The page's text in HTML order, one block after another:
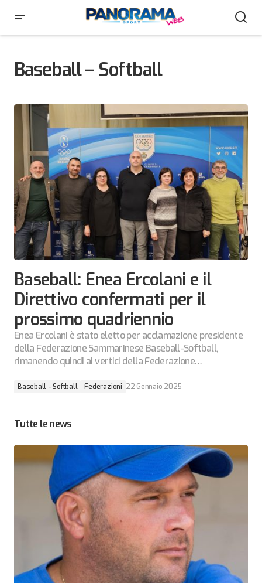
Baseball – Softball
Baseball: Enea Ercolani e il
Direttivo confermati per il
prossimo quadriennio
Enea Ercolani è stato eletto per acclamazione presidente
della Federazione Sammarinese Baseball-Softball,
rimanendo quindi ai vertici della Federazione…
Baseball - Softball Federazioni 22 Gennaio 2025
Tutte le news